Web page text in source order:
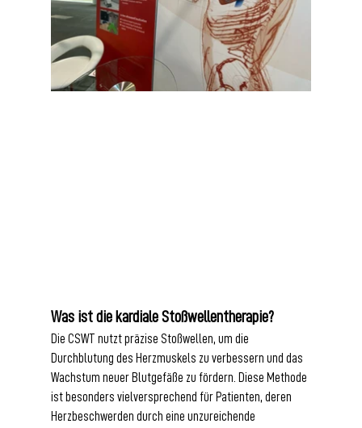
Was ist die kardiale Stoßwellentherapie?
Die CSWT nutzt präzise Stoßwellen, um die
Durchblutung des Herzmuskels zu verbessern und das
Wachstum neuer Blutgefäße zu fördern. Diese Methode
ist besonders vielversprechend für Patienten, deren
Herzbeschwerden durch eine unzureichende